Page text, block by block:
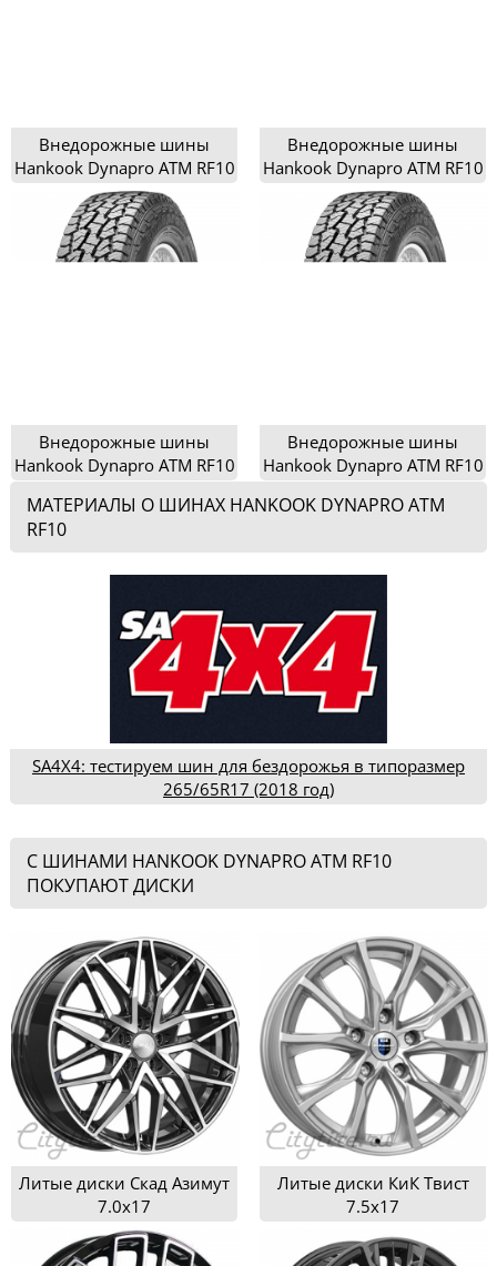
Внедорожные шины
Hankook Dynapro ATM RF10
205/80R16
Внедорожные шины
Hankook Dynapro ATM RF10
205R16
Внедорожные шины
Hankook Dynapro ATM RF10
215/75R15
Внедорожные шины
Hankook Dynapro ATM RF10
215/80R15
МАТЕРИАЛЫ О ШИНАХ HANKOOK DYNAPRO ATM
RF10
SA4X4: тестируем шин для бездорожья в типоразмер
265/65R17 (2018 год)
С ШИНАМИ HANKOOK DYNAPRO ATM RF10
ПОКУПАЮТ ДИСКИ
Литые диски Скад Азимут
7.0x17
Литые диски КиК Твист
7.5x17